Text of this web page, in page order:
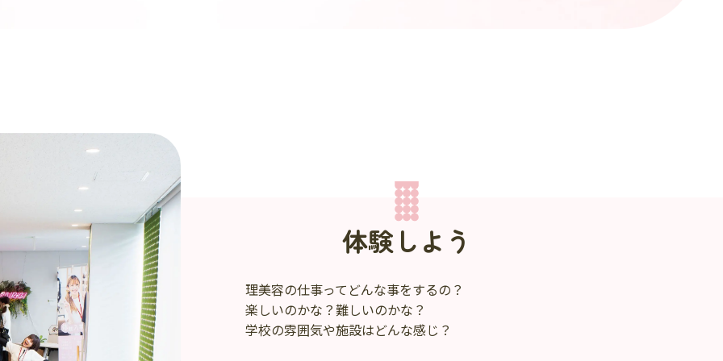
体験しよう
理美容の仕事ってどんな事をするの？
楽しいのかな？難しいのかな？
学校の雰囲気や施設はどんな感じ？